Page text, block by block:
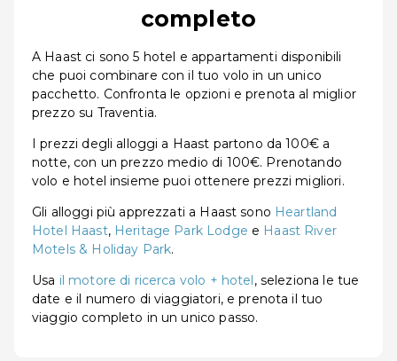
completo
A Haast ci sono 5 hotel e appartamenti disponibili
che puoi combinare con il tuo volo in un unico
pacchetto. Confronta le opzioni e prenota al miglior
prezzo su Traventia.
I prezzi degli alloggi a Haast partono da 100€ a
notte, con un prezzo medio di 100€. Prenotando
volo e hotel insieme puoi ottenere prezzi migliori.
Gli alloggi più apprezzati a Haast sono Heartland
Hotel Haast, Heritage Park Lodge e Haast River
Motels & Holiday Park.
Usa il motore di ricerca volo + hotel, seleziona le tue
date e il numero di viaggiatori, e prenota il tuo
viaggio completo in un unico passo.